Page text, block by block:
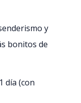
y
bonitos de
día (con